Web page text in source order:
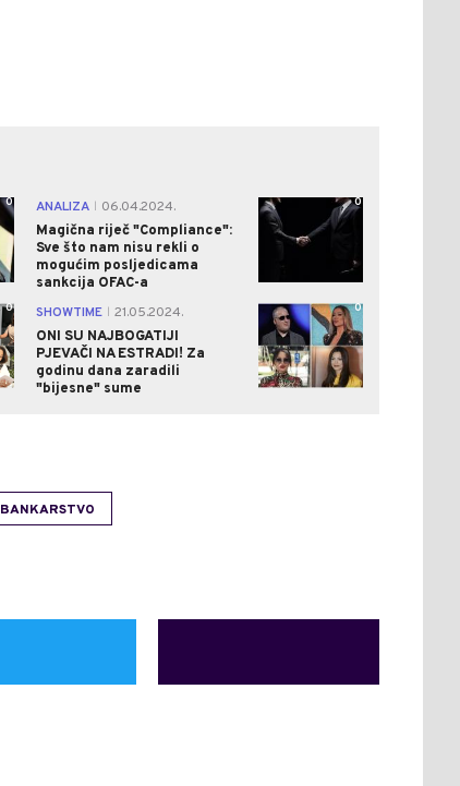
0 ANALIZA
06.04.2024.
Magična riječ "Compliance":
Sve što nam nisu rekli o
mogućim posljedicama
sankcija OFAC-a
0
0 SHOWTIME
21.05.2024.
ONI SU NAJBOGATIJI
PJEVAČI NA ESTRADI! Za
godinu dana zaradili
"bijesne" sume
0
BANKARSTVO